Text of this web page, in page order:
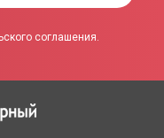
соглашения.